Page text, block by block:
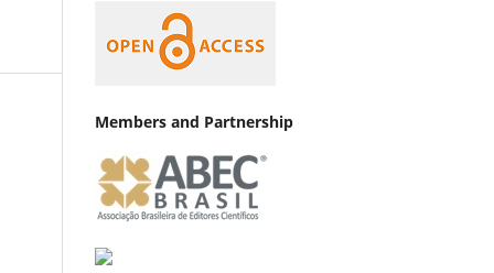
Members and Partnership